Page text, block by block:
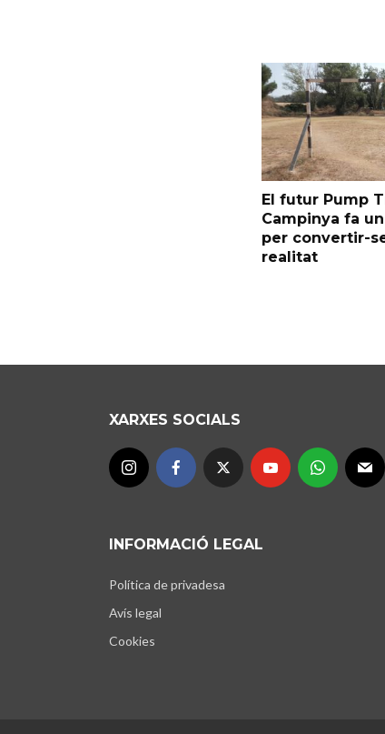
El futur Pump
Campinya fa
per convertir-
realitat
XARXES SOCIALS
INFORMACIÓ LEGAL
Política de privadesa
Avís legal
Cookies